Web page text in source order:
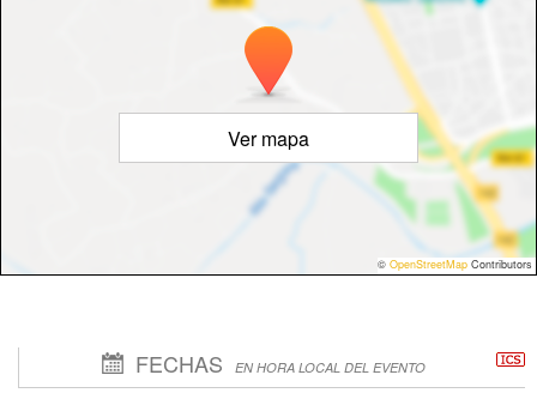
Ver mapa
© OpenStreetMap Contributors
FECHAS EN HORA LOCAL DEL EVENTO